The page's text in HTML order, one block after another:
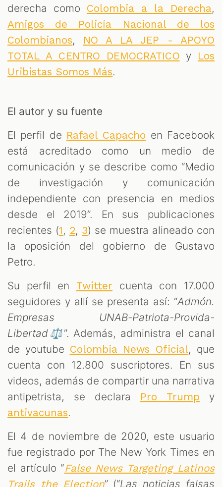
derecha como Colombia a la Derecha,
Amigos de Policía Nacional de los
Colombianos,
NO A LA JEP - APOYO
TOTAL A CENTRO DEMOCRATICO y
Los
Uribistas Somos Más.
El autor y su fuente
El perfil de Rafael Capacho en Facebook
está acreditado como un medio de
comunicación y se describe como “Medio
de investigación y comunicación
independiente con presencia en medios
desde el 2019”. En sus publicaciones
recientes (1, 2, 3) se muestra alineado con
la oposición del gobierno de Gustavo
Petro.
Su perfil en Twitter cuenta con 17.000
seguidores y allí se presenta así: “Admón.
Empresas UNAB-Patriota-Provida-
Libertad⚖”. Además, administra el canal
de youtube Colombia News Oficial, que
cuenta con 12.800 suscriptores. En sus
videos, además de compartir una narrativa
antipetrista, se declara
Pro Trump y
antivacunas.
El 4 de noviembre de 2020, este usuario
fue registrado por The New York Times en
el artículo “False News Targeting Latinos
Trails the Election” (“Las noticias falsas